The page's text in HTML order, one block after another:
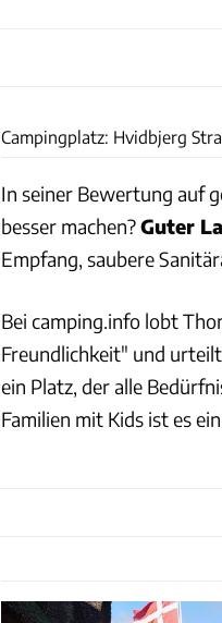
Campingplatz: Hvidbjerg
In seiner Bewertung auf
besser machen?Guter
Empfang, saubere
Bei camping.info lobt
Freundlichkeit" und
ein Platz, der alle
Familien mit Kids ist es